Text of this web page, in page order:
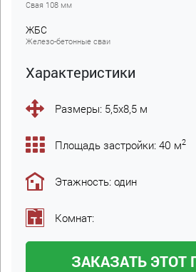
Свая 108 мм
ЖБC
Железо-бетонные сваи
Характеристики
Размеры: 5,5х8,5 м
Площадь застройки: 40 м2
Этажность: один
Комнат:
ЗАКАЗАТЬ ЭТОТ